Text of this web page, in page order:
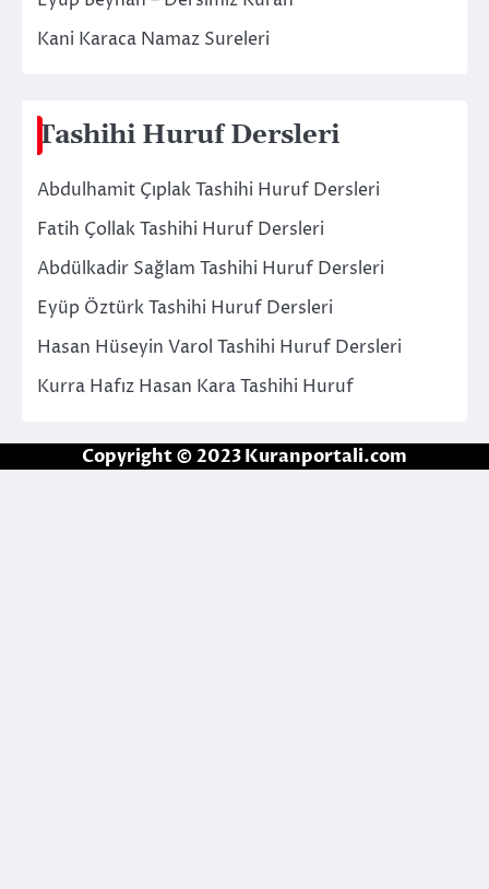
Kani Karaca Namaz Sureleri
Tashihi Huruf Dersleri
Abdulhamit Çıplak Tashihi Huruf Dersleri
Fatih Çollak Tashihi Huruf Dersleri
Abdülkadir Sağlam Tashihi Huruf Dersleri
Eyüp Öztürk Tashihi Huruf Dersleri
Hasan Hüseyin Varol Tashihi Huruf Dersleri
Kurra Hafız Hasan Kara Tashihi Huruf
Copyright © 2023 Kuranportali.com